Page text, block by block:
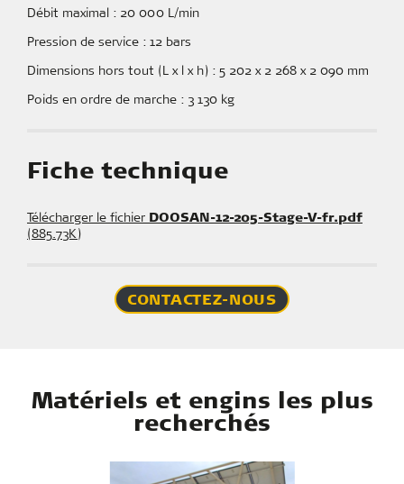
Débit maximal : 20 000 L/min
Pression de service : 12 bars
Dimensions hors tout (L x l x h) : 5 202 x 2 268 x 2 090 mm
Poids en ordre de marche : 3 130 kg
Fiche technique
Télécharger le fichierDOOSAN-12-205-Stage-V-fr.pdf
(885.73K)
CONTACTEZ-NOUS
Matériels et engins les plus
recherchés